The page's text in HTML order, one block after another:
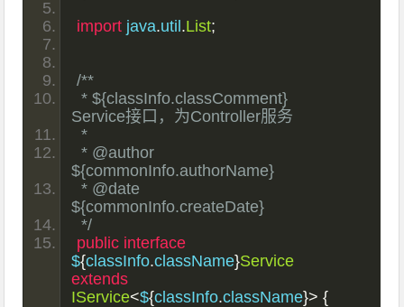
import java.util.List;
/**
* ${classInfo.classComment}
Service接口，为Controller服务
*
* @author
${commonInfo.authorName}
* @date
${commonInfo.createDate}
*/
public interface
${classInfo.className}Service
extends
IService<${classInfo.className}> {